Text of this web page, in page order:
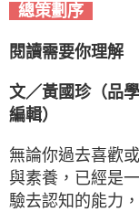
總策劃序
閱讀需要你理解
文／黃國珍（品
編輯）
無論你過去喜歡
與素養，已經是
驗去認知的能力